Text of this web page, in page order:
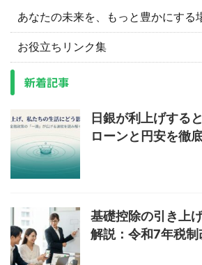
あなたの未来を、もっと豊かにする
お役立ちリンク集
新着記事
日銀が利上げする
ローンと円安を徹
基礎控除の引き上
解説：令和7年税